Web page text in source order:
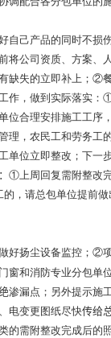
自己产品的同时不
将公司资质、方案
缺失的立即补上；②
作，做到实际落实
位合理安排施工工序
理，农民工和劳务
单位立即整改；下
①上周回复需附整改
的，请总包单位提前
好扬尘设备监控；②
窗和消防专业分包
渗漏点；另外提示施
电变更图纸尽快传给
的需附整改完成后的